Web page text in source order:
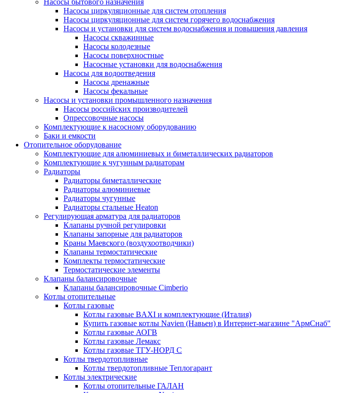
Насосы бытового назначения
Насосы циркуляционные для систем отопления
Насосы циркуляционные для систем горячего водоснабжения
Насосы и установки для систем водоснабжения и повышения давления
Насосы скважинные
Насосы колодезные
Насосы поверхностные
Насосные установки для водоснабжения
Насосы для водоотведения
Насосы дренажные
Насосы фекальные
Насосы и установки промышленного назначения
Насосы российских производителей
Опрессовочные насосы
Комплектующие к насосному оборудованию
Баки и емкости
Отопительное оборудование
Комплектующие для алюминиевых и биметаллических радиаторов
Комплектующие к чугунным радиаторам
Радиаторы
Радиаторы биметаллические
Радиаторы алюминиевые
Радиаторы чугунные
Радиаторы стальные Heaton
Регулирующая арматура для радиаторов
Клапаны ручной регулировки
Клапаны запорные для радиаторов
Краны Маевского (воздухоотводчики)
Клапаны термостатические
Комплекты термостатические
Термостатические элементы
Клапаны балансировочные
Клапаны балансировочные Cimberio
Котлы отопительные
Котлы газовые
Котлы газовые BAXI и комплектующие (Италия)
Купить газовые котлы Navien (Навьен) в Интернет-магазине "АрмСнаб"
Котлы газовые АОГВ
Котлы газовые Лемакс
Котлы газовые ТГУ-НОРД С
Котлы твердотопливные
Котлы твердотопливные Теплогарант
Котлы электрические
Котлы отопительные ГАЛАН